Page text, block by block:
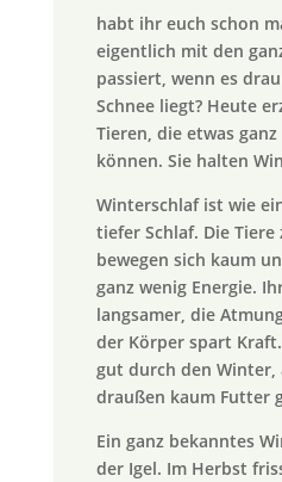
habt ihr euch schon
eigentlich mit den
passiert, wenn es
Schnee liegt? Heute
Tieren, die etwas
können. Sie halten
Winterschlaf ist wie
tiefer Schlaf. Die
bewegen sich kaum
ganz wenig Energie.
langsamer, die
der Körper spart
gut durch den Winter,
draußen kaum Futter
Ein ganz bekanntes
der Igel. Im Herbst